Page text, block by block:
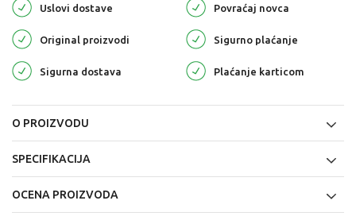
Uslovi dostave Povraćaj novca
Original proizvodi Sigurno plaćanje
Sigurna dostava Plaćanje karticom
O PROIZVODU
SPECIFIKACIJA
OCENA PROIZVODA